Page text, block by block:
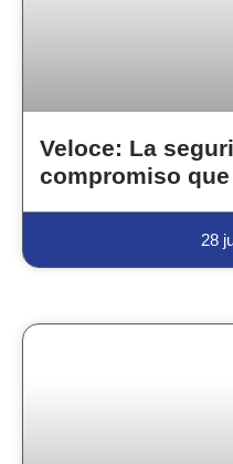
Veloce: La
compromiso
28